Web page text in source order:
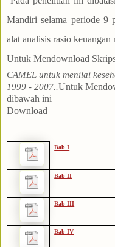
Mandiri selama periode 9
alat analisis rasio
Untuk Mendownload
CAMEL untuk menilai
1999 - 2007..Untuk
dibawah ini
Download
Bab I
Bab II
Bab III
Bab IV